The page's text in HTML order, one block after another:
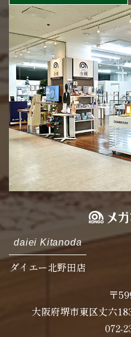
daiei Kitanoda
ダイエー北野田店
〒
大阪府堺市東区丈六
072-